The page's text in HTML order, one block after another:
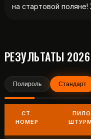
на стартовой
РЕЗУЛЬТАТЫ 2026
Полироль Стандарт
СТ.
НОМЕР